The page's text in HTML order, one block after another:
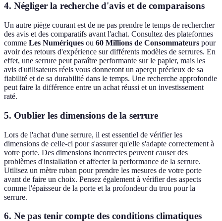
4. Négliger la recherche d'avis et de comparaisons
Un autre piège courant est de ne pas prendre le temps de rechercher
des avis et des comparatifs avant l'achat. Consultez des plateformes
comme Les Numériques ou 60 Millions de Consommateurs pour
avoir des retours d'expérience sur différents modèles de serrures. En
effet, une serrure peut paraître performante sur le papier, mais les
avis d'utilisateurs réels vous donneront un aperçu précieux de sa
fiabilité et de sa durabilité dans le temps. Une recherche approfondie
peut faire la différence entre un achat réussi et un investissement
raté.
5. Oublier les dimensions de la serrure
Lors de l'achat d'une serrure, il est essentiel de vérifier les
dimensions de celle-ci pour s'assurer qu'elle s'adapte correctement à
votre porte. Des dimensions incorrectes peuvent causer des
problèmes d'installation et affecter la performance de la serrure.
Utilisez un mètre ruban pour prendre les mesures de votre porte
avant de faire un choix. Pensez également à vérifier des aspects
comme l'épaisseur de la porte et la profondeur du trou pour la
serrure.
6. Ne pas tenir compte des conditions climatiques